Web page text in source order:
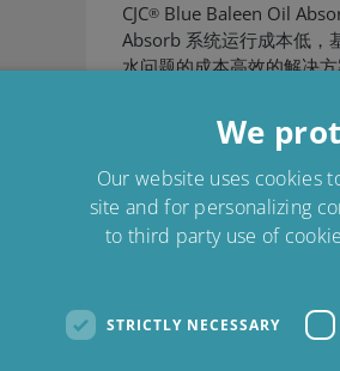
CJC® Blue Baleen Oil
Absorb 系统运行成本低，
水问题的成本高效的解决方
收原理，该系统可将舱底
您的解决方案
对于供应船上的舱底水，
Blue Baleen 系统解
全球发货。通过与技术组
We
Our website uses cookies
site and for personalizing
to third party use of
STRICTLY NECESSARY